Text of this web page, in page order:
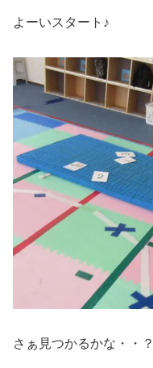
よーいスタート♪
さぁ見つかるかな・・